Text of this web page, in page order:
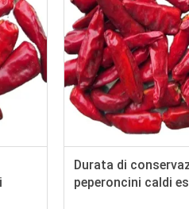
Durata di
peperoncini caldi